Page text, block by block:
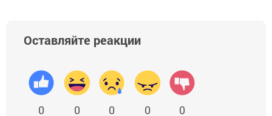
Оставляйте реакции
0 0 0 0 0